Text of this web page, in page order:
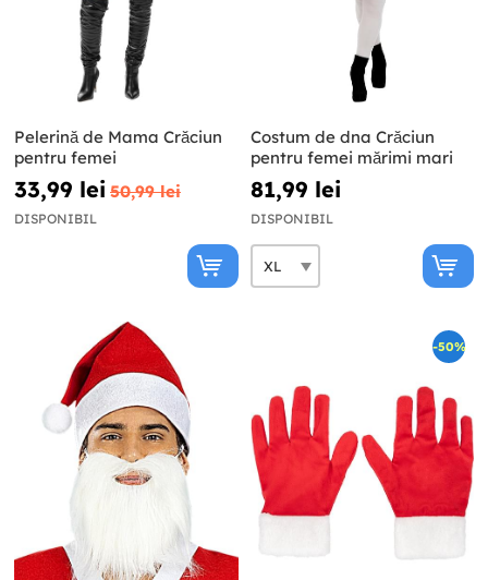
Pelerină de Mama Crăciun
pentru femei
33,99 lei 50,99 lei
DISPONIBIL
Costum de dna Crăciun
pentru femei mărimi mari
81,99 lei
DISPONIBIL
-50%